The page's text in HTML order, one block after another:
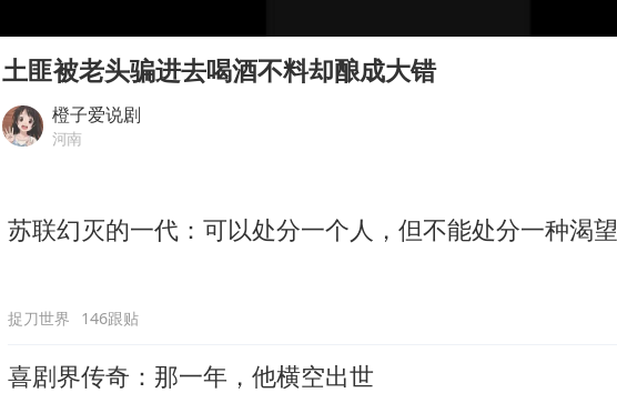
中国女篮70-67险胜尼日利亚女篮
百花奖开幕式
胡彦斌韩磊 谁帮谁
土匪被老头骗进去喝酒不料却酿成大错
橙子爱说剧
河南
苏联幻灭的一代：可以处分一个人，但不能处分一种渴望
捉刀世界 146跟贴
喜剧界传奇：那一年，他横空出世